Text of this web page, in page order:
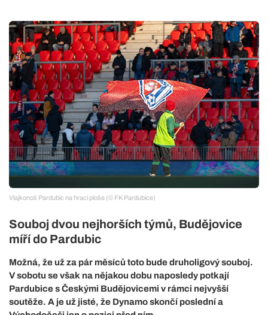
Vlajkonoš Pardubic na hrací ploše (© FK Pardubice)
Souboj dvou nejhorších týmů, Budějovice
míří do Pardubic
Možná, že už za pár měsíců toto bude druholigový souboj.
V sobotu se však na nějakou dobu naposledy potkají
Pardubice s Českými Budějovicemi v rámci nejvyšší
soutěže. A je už jisté, že Dynamo skončí poslední a